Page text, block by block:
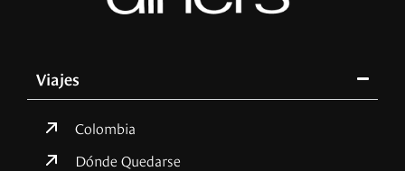
Viajes
Colombia
Dónde Quedarse